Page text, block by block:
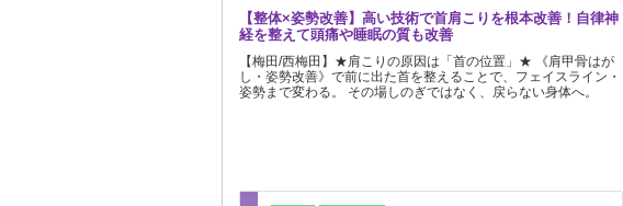
【整体×姿勢改善】高い技術で首肩こりを根本改善！自律神
経を整えて頭痛や睡眠の質も改善
【梅田/西梅田】★肩こりの原因は「首の位置」★ 《肩甲骨はが
し・姿勢改善》で前に出た首を整えることで、フェイスライン・
姿勢まで変わる。 その場しのぎではなく、戻らない身体へ。